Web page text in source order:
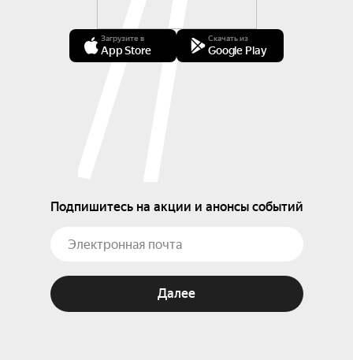
Загрузите в
App Store
Скачать из
Google Play
Подпишитесь на акции и анонсы событий
Далее